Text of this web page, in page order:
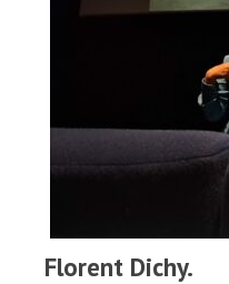
Florent Dichy.